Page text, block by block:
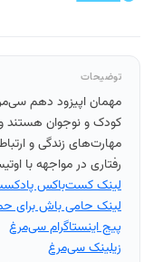
توضیحات
مهمان‌ اپیزود دهم
کودک و نوجوان هستند
مهارت‌های زندگی و
رفتاری در مواجهه با
لینک کست‌باکس
لینک حامی باش برای
پیج اینستاگرام سی‌مرغ
زیلینک سی‌مرغ